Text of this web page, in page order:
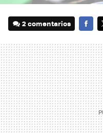
2 comentarios